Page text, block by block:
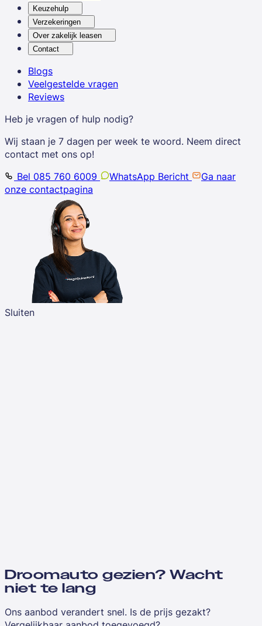
Keuzehulp
Verzekeringen
Over zakelijk leasen
Contact
Blogs
Veelgestelde vragen
Reviews
Heb je vragen of hulp nodig?
Wij staan je 7 dagen per week te woord. Neem direct
contact met ons op!
Bel 085 760 6009
WhatsApp Bericht
Ga naar
onze contactpagina
Sluiten
Droomauto gezien? Wacht
niet te lang
Ons aanbod verandert snel. Is de prijs gezakt?